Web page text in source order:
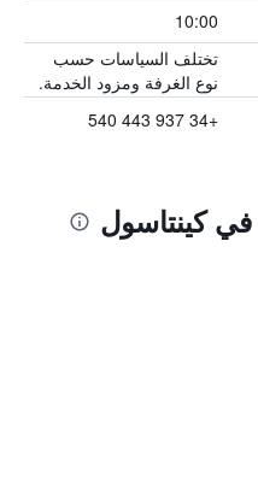
10:00
تختلف السياسات حسب
نوع الغرفة ومزود الخدمة.
+34 937 443 540
في كينتاسول